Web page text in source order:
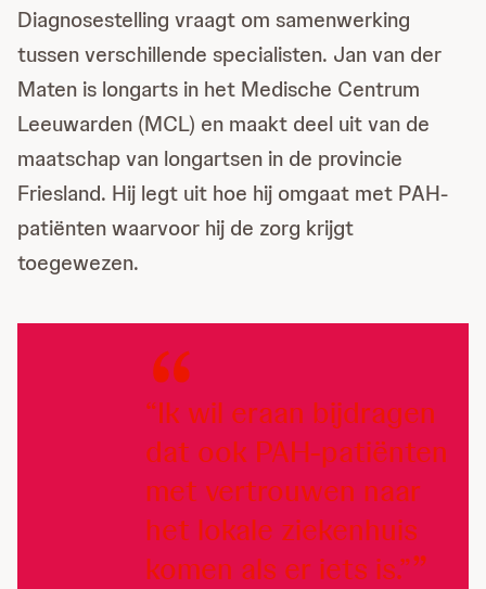
Diagnosestelling vraagt om samenwerking
tussen verschillende specialisten. Jan van der
Maten is longarts in het Medische Centrum
Leeuwarden (MCL) en maakt deel uit van de
maatschap van longartsen in de provincie
Friesland. Hij legt uit hoe hij omgaat met PAH-
patiënten waarvoor hij de zorg krijgt
toegewezen.
“Ik wil eraan bijdragen
dat ook PAH-patiënten
met vertrouwen naar
het lokale ziekenhuis
komen als er iets is.”